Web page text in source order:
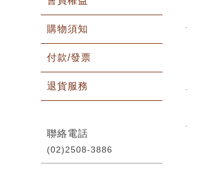
購物須知
付款/發票
退貨服務
聯絡電話
(02)2508-3886
·
·
·